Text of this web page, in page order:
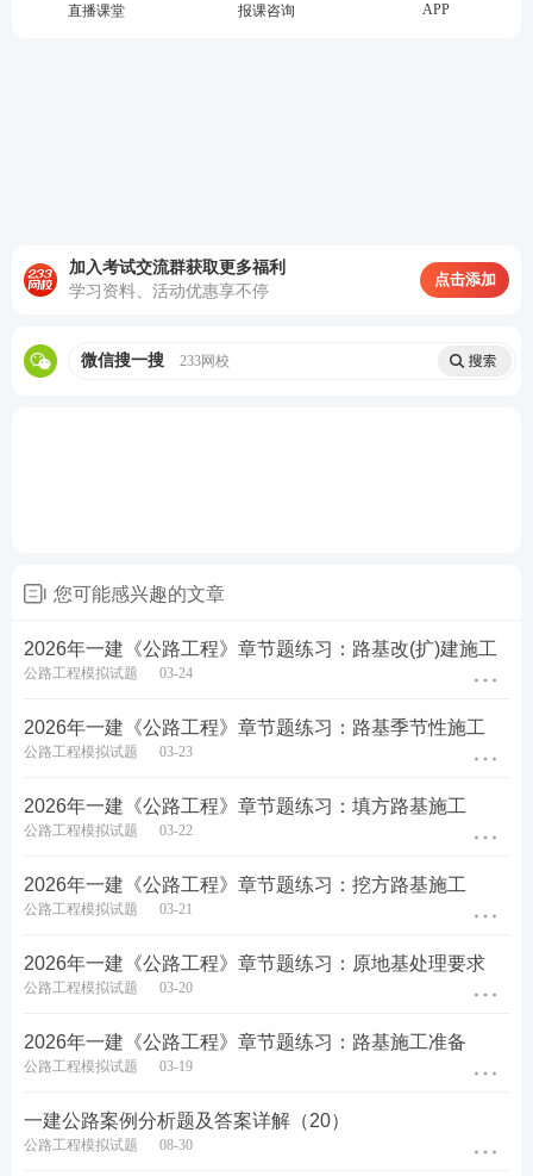
C.填筑顺序不当
热点推荐：
一建考试试题在线刷（章节题/真题/模拟题等）
直播课堂 报课咨询 APP
加入考试交流群获取更多福利
学习资料、活动优惠享不停
点击添加
微信搜一搜 233网校
您可能感兴趣的文章
2026年一建《公路工程》章节题练习：路基改(扩)建施工
公路工程模拟试题 03-24
2026年一建《公路工程》章节题练习：路基季节性施工
公路工程模拟试题 03-23
2026年一建《公路工程》章节题练习：填方路基施工
公路工程模拟试题 03-22
2026年一建《公路工程》章节题练习：挖方路基施工
公路工程模拟试题 03-21
2026年一建《公路工程》章节题练习：原地基处理要求
公路工程模拟试题 03-20
2026年一建《公路工程》章节题练习：路基施工准备
公路工程模拟试题 03-19
一建公路案例分析题及答案详解（20）
公路工程模拟试题 08-30